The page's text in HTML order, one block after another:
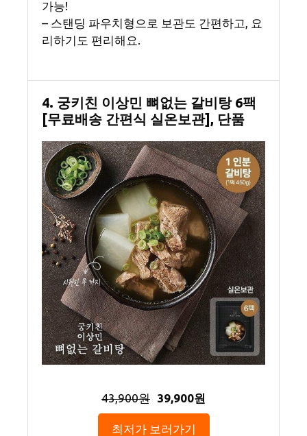
가능!
– 스탠딩 파우치형으로 보관도 간편하고, 요
리하기도 편리해요.
4. 궁키친 이상민 뼈없는 갈비탕 6팩
[무료배송 간편식 실온보관], 단품
43,900원 39,900원
최저가 보러가기